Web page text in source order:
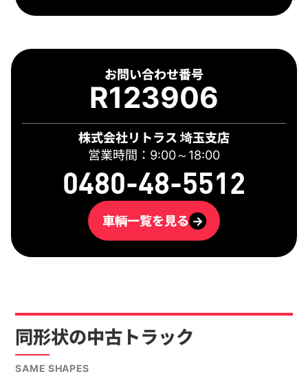
お問い合わせ番号
R123906
株式会社リトラス 埼玉支店
営業時間：9:00～18:00
0480-48-5512
車輌一覧を見る →
同形状の中古トラック
SAME SHAPES